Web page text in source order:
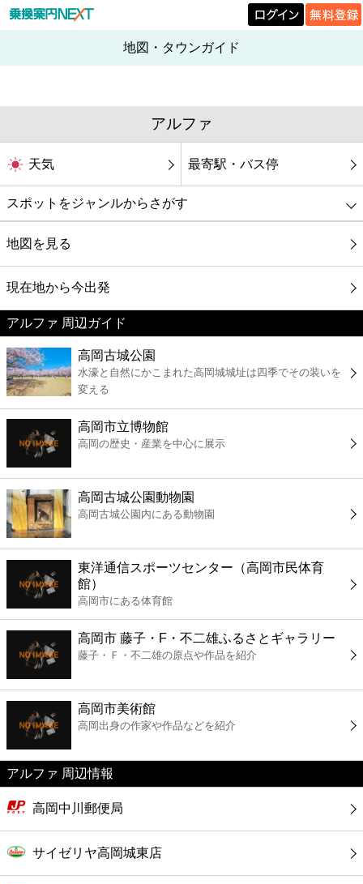
地図・タウンガイド
アルファ
天気 最寄駅・バス停
スポットをジャンルからさがす
グルメ
映画
美容
コンビニ
薬局
エンタメ
レジャー
書店
ファミレス
カフェ
ショッピング
銀行
公共
地図を見る
現在地から今出発
アルファ 周辺ガイド
高岡古城公園
水濠と自然にかこまれた高岡城城址は四季でその装いを
変える
高岡市立博物館
高岡の歴史・産業を中心に展示
高岡古城公園動物園
高岡古城公園内にある動物園
東洋通信スポーツセンター（高岡市民体育
館）
高岡市にある体育館
高岡市 藤子・F・不二雄ふるさとギャラリー
藤子・Ｆ・不二雄の原点や作品を紹介
高岡市美術館
高岡出身の作家や作品などを紹介
アルファ 周辺情報
高岡中川郵便局
サイゼリヤ高岡城東店